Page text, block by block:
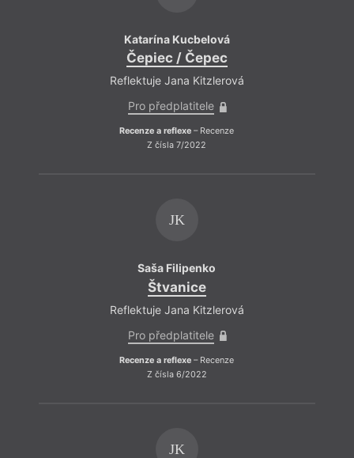
Katarína Kucbelová
Čepiec / Čepec
Reflektuje Jana Kitzlerová
Pro předplatitele
Recenze a reflexe – Recenze
Z čísla 7/2022
JK
Saša Filipenko
Štvanice
Reflektuje Jana Kitzlerová
Pro předplatitele
Recenze a reflexe – Recenze
Z čísla 6/2022
JK